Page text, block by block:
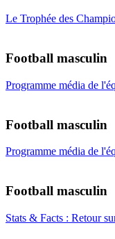
Le Trophée des
Football masculin
Programme média de
Football masculin
Programme média de
Football masculin
Stats & Facts : Retour